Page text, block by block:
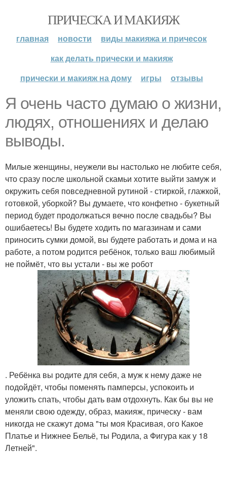
ПРИЧЕСКА И МАКИЯЖ
главная новости
виды макияжа и причесок
как делать прически и макияж
прически и макияж на дому
игры отзывы
Я очень часто думаю о жизни,
людях, отношениях и делаю
выводы.
Милые женщины, неужели вы настолько не любите себя,
что сразу после школьной скамьи хотите выйти замуж и
окружить себя повседневной рутиной - стиркой, глажкой,
готовкой, уборкой? Вы думаете, что конфетно - букетный
период будет продолжаться вечно после свадьбы? Вы
ошибаетесь! Вы будете ходить по магазинам и сами
приносить сумки домой, вы будете работать и дома и на
работе, а потом родится ребёнок, только ваш любимый
не поймёт, что вы устали - вы же робот
. Ребёнка вы родите для себя, а муж к нему даже не
подойдёт, чтобы поменять памперсы, успокоить и
уложить спать, чтобы дать вам отдохнуть. Как бы вы не
меняли свою одежду, образ, макияж, прическу - вам
никогда не скажут дома "ты моя Красивая, ого Какое
Платье и Нижнее Бельё, ты Родила, а Фигура как у 18
Летней".